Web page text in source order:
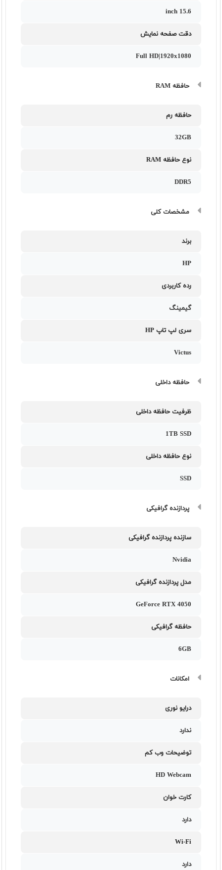
15.6 inch
دقت صفحه نمایش
Full HD|1920x1080
حافظه RAM
حافظه رم
32GB
نوع حافظه RAM
DDR5
مشخصات کلی
برند
HP
رده کاربردی
گیمینگ
سری لپ تاپ HP
Victus
حافظه داخلی
ظرفیت حافظه داخلی
1TB SSD
نوع حافظه داخلی
SSD
پردازنده گرافیکی
سازنده پردازنده گرافیکی
Nvidia
مدل پردازنده گرافیکی
GeForce RTX 4050
حافظه گرافیکی
6GB
امکانات
درایو نوری
ندارد
توضیحات وب کم
HD Webcam
کارت خوان
دارد
Wi-Fi
دارد